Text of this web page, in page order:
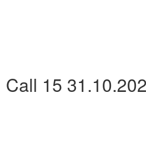
Call 15